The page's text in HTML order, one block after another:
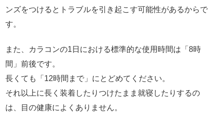
ンズをつけるとトラブルを引き起こす可能性があるからで
す。
また、カラコンの1日における標準的な使用時間は「8時
間」前後です。
長くても「12時間まで」にとどめてください。
それ以上に長く装着したりつけたまま就寝したりするの
は、目の健康によくありません。